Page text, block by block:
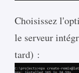
Choisissez
le serveur
tard) :